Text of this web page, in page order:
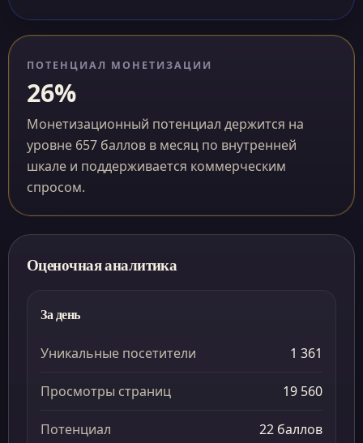
ПОТЕНЦИАЛ МОНЕТИЗАЦИИ
26%
Монетизационный потенциал держится на
уровне 657 баллов в месяц по внутренней
шкале и поддерживается коммерческим
спросом.
Оценочная аналитика
За день
Уникальные посетители 1 361
Просмотры страниц 19 560
Потенциал 22 баллов